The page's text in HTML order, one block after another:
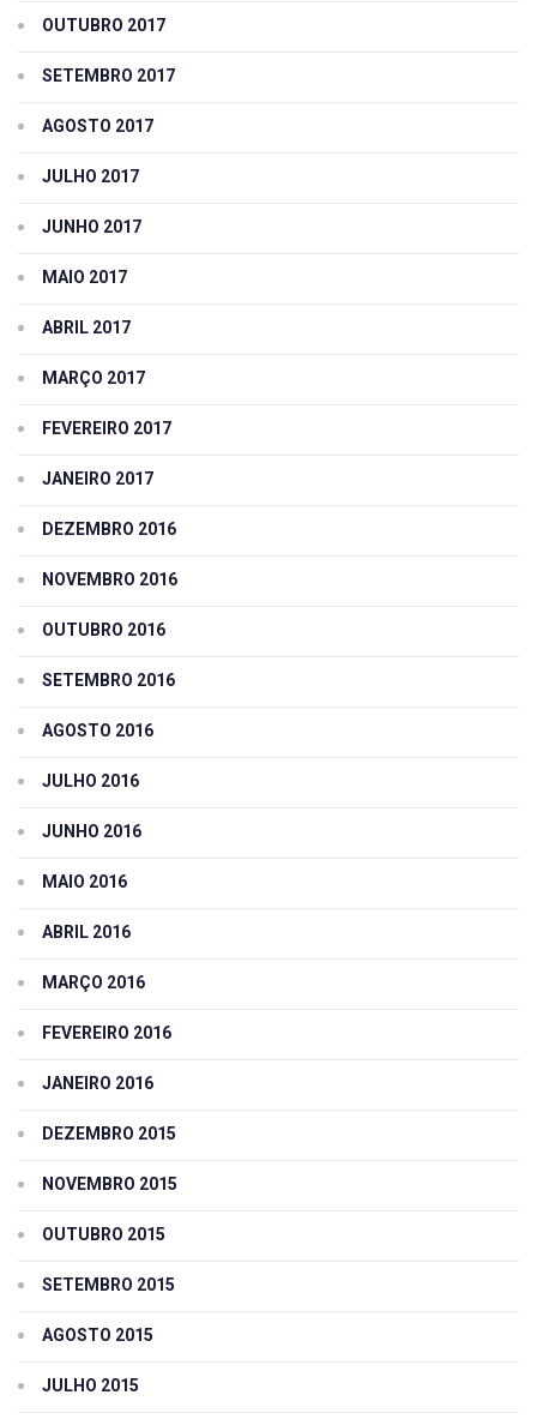
OUTUBRO 2017
SETEMBRO 2017
AGOSTO 2017
JULHO 2017
JUNHO 2017
MAIO 2017
ABRIL 2017
MARÇO 2017
FEVEREIRO 2017
JANEIRO 2017
DEZEMBRO 2016
NOVEMBRO 2016
OUTUBRO 2016
SETEMBRO 2016
AGOSTO 2016
JULHO 2016
JUNHO 2016
MAIO 2016
ABRIL 2016
MARÇO 2016
FEVEREIRO 2016
JANEIRO 2016
DEZEMBRO 2015
NOVEMBRO 2015
OUTUBRO 2015
SETEMBRO 2015
AGOSTO 2015
JULHO 2015